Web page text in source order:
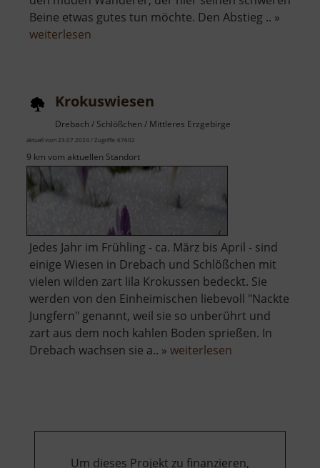
Beine etwas gutes tun möchte. Den Abstieg .. »
weiterlesen
Krokuswiesen
Drebach / Schlößchen / Mittleres Erzgebirge
aktuell vom 23.07.2024 / Zugriffe: 67602
9 km vom aktuellen Standort
Jedes Jahr im Frühling - ca. März bis April - sind
einige Wiesen in Drebach und Schlößchen mit
vielen wilden zart lila Krokussen bedeckt. Sie
werden von den Einheimischen liebevoll "Nackte
Jungfern" genannt, weil sie so unberührt und
zart aus dem noch kahlen Boden sprießen. In
Drebach wachsen sie a.. » weiterlesen
Um dieses Projekt zu finanzieren,